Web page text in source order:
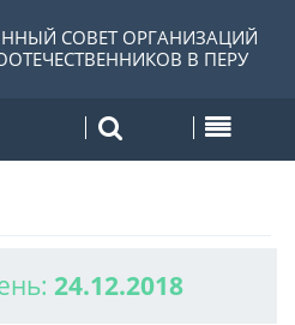
СОВЕТ ОРГАНИЗАЦИЙ
В ПЕРУ
24.12.2018